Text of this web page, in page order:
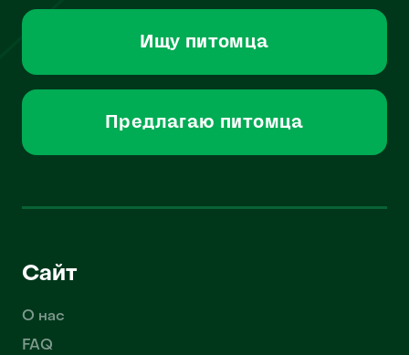
Ищу питомца
Предлагаю питомца
Сайт
О нас
FAQ